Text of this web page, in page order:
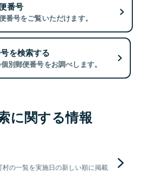
番号
番号をご覧いただけます。
を検索する
別郵便番号をお調べします。
に関する情報
の一覧を実施日の新しい順に掲載